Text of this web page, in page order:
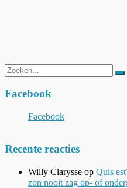
Zoeken
naar:
Facebook
Facebook
Recente reacties
Willy Clarysse op Quis
zon nooit zag op- of